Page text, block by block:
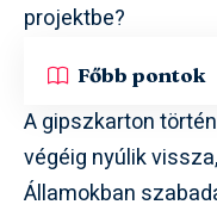
projektbe?
Főbb pontok
A gipszkarton
végéig nyúlik
Államokban